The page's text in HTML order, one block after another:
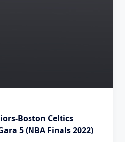
Boston Celtics
5 (NBA Finals 2022)